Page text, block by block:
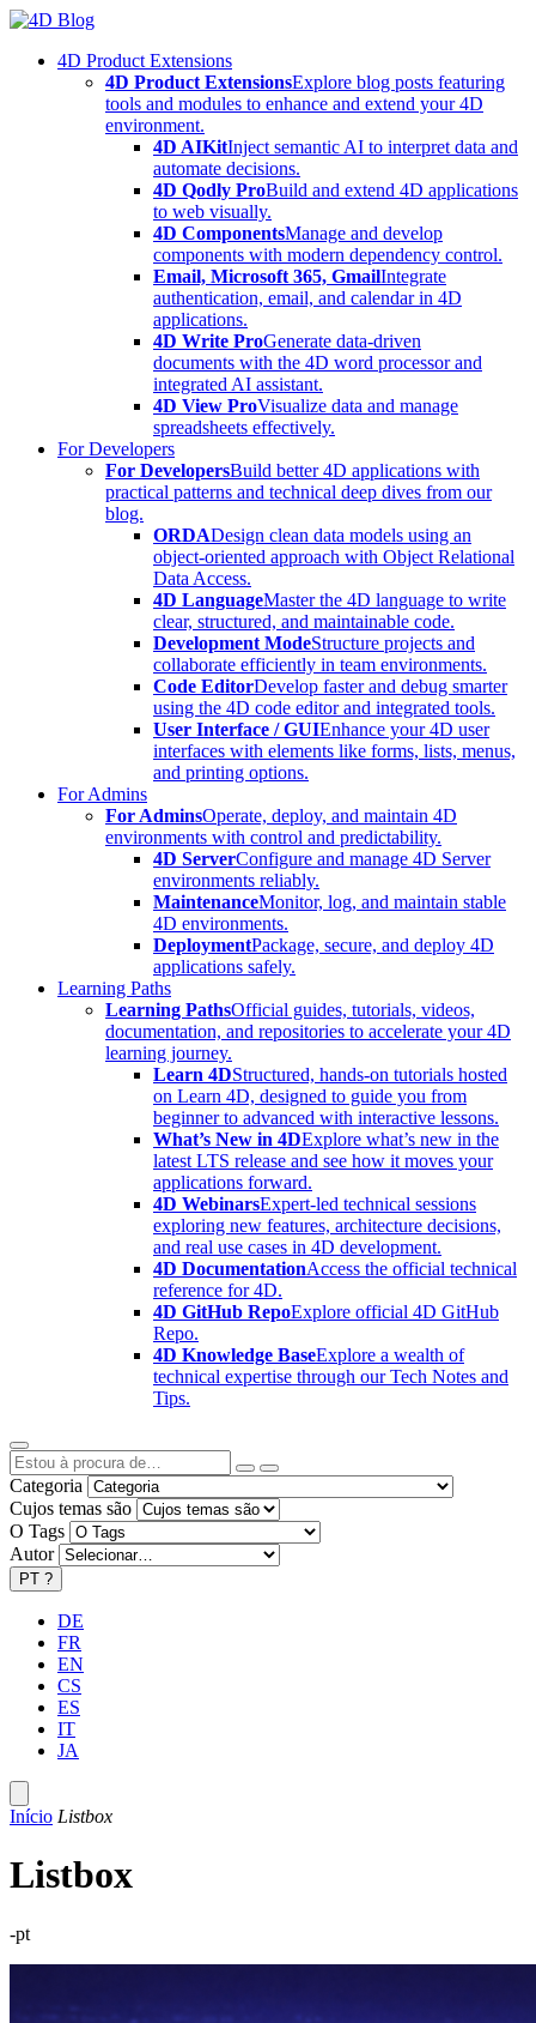
Skip
content4D Product Extensions
4D Product ExtensionsExplore blog posts featuring
tools and modules to enhance and extend your 4D
environment.
4D AIKitInject semantic AI to interpret data and
automate decisions.
4D Qodly ProBuild and extend 4D applications
to web visually.
4D ComponentsManage and develop
components with modern dependency control.
Email, Microsoft 365, GmailIntegrate
authentication, email, and calendar in 4D
applications.
4D Write ProGenerate data-driven
documents with the 4D word processor and
integrated AI assistant.
4D View ProVisualize data and manage
spreadsheets effectively.
For Developers
For DevelopersBuild better 4D applications with
practical patterns and technical deep dives from our
blog.
ORDADesign clean data models using an
object-oriented approach with Object Relational
Data Access.
4D LanguageMaster the 4D language to write
clear, structured, and maintainable code.
Development ModeStructure projects and
collaborate efficiently in team environments.
Code EditorDevelop faster and debug smarter
using the 4D code editor and integrated tools.
User Interface / GUIEnhance your 4D user
interfaces with elements like forms, lists, menus,
and printing options.
For Admins
For AdminsOperate, deploy, and maintain 4D
environments with control and predictability.
4D ServerConfigure and manage 4D Server
environments reliably.
MaintenanceMonitor, log, and maintain stable
4D environments.
DeploymentPackage, secure, and deploy 4D
applications safely.
Learning Paths
Learning PathsOfficial guides, tutorials, videos,
documentation, and repositories to accelerate your 4D
learning journey.
Learn 4DStructured, hands-on tutorials hosted
on Learn 4D, designed to guide you from
beginner to advanced with interactive lessons.
What’s New in 4DExplore what’s new in the
latest LTS release and see how it moves your
applications forward.
4D WebinarsExpert-led technical sessions
exploring new features, architecture decisions,
and real use cases in 4D development.
4D DocumentationAccess the official technical
reference for 4D.
4D GitHub RepoExplore official 4D GitHub
Repo.
4D Knowledge BaseExplore a wealth of
technical expertise through our Tech Notes and
Tips.
Categoria
Cujos temas são
O Tags
Autor
PT ?
DE
FR
EN
CS
ES
IT
JA
Início Listbox
Listbox
-pt